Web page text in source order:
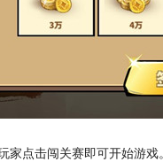
家点击闯关赛即可开始游戏。